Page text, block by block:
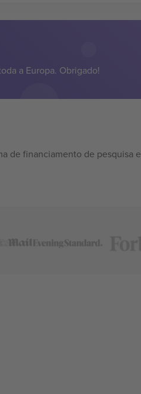
a Europa. Obrigado!
de financiamento de pesquisa e